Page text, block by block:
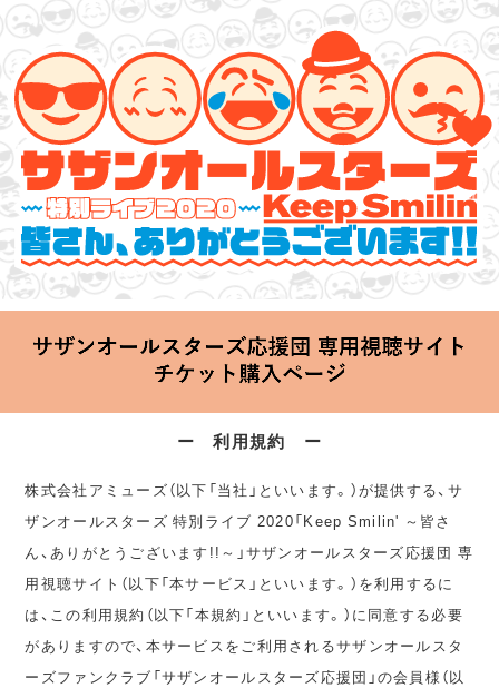
サザンオールスターズ 特別ライブ 2020
2020.06.25 Thu 20:00 Start at 横浜アリーナ
ー 利用規約 ー
株式会社アミューズ（以下「当社」といいます。）が提供する、サ
ザンオールスターズ 特別ライブ 2020「Keep Smilin' ～皆さ
ん、ありがとうございます!!～」サザンオールスターズ応援団 専
用視聴サイト（以下「本サービス」といいます。）を利用するに
は、この利用規約（以下「本規約」といいます。）に同意する必要
がありますので、本サービスをご利用されるサザンオールスタ
ーズファンクラブ「サザンオールスターズ応援団」の会員様（以